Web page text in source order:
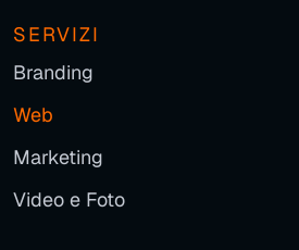
SERVIZI
Branding
Web
Marketing
Video e Foto